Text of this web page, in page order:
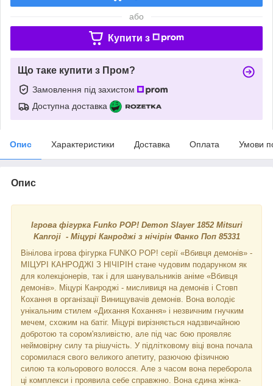
або
Купити з
Що таке купити з Пром?
Замовлення під захистом
Доступна доставка
Опис Характеристики Доставка Оплата Умови
Опис
Ігрова фігурка Funko POP! Demon Slayer 1852 Mitsuri
Kanroji - Міцурі Канроджі з нічірін Фанко Поп 85331
Вінілова ігрова фігурка FUNKO POP! серії «Вбивця демонів» -
МІЦУРІ КАНРОДЖІ З НІЧІРІН стане чудовим подарунком як
для колекціонерів, так і для шанувальників аніме «Вбивця
демонів». Міцурі Канроджі - мисливиця на демонів і Стовп
Кохання в організації Винищувачів демонів. Вона володіє
унікальним стилем «Дихання Кохання» і незвичним гнучким
мечем, схожим на батіг. Міцурі вирізняється надзвичайною
добротою та сором'язливістю, але під час бою проявляє
неймовірну силу та рішучість. У підлітковому віці вона почала
соромилася свого великого апетиту, разючою фізичною
силою та кольорового волосся. Але з часом вона переборола
ці комплекси і проявила себе справжню. Вона єдина жінка-